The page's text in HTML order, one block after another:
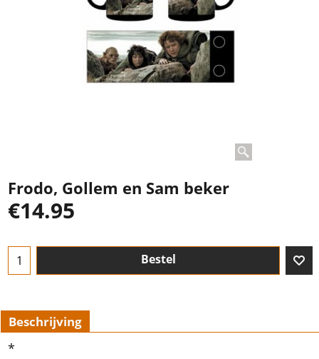
Frodo, Gollem en Sam beker
€14.95
Bestel
Beschrijving
*